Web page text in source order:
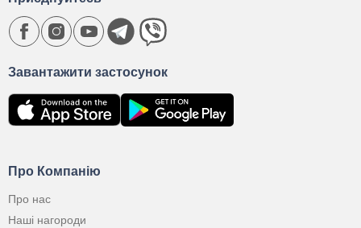
Про Компанію
Про нас
Наші нагороди
Завантажити застосунок